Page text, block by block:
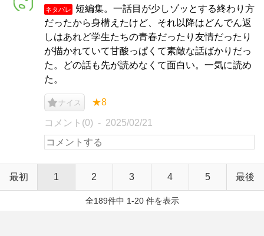
ネタバレ
短編集。一話目が少しゾッとする終わり方
だったから身構えたけど、それ以降はどんでん返
しはあれど学生たちの青春だったり友情だったり
が描かれていて甘酸っぱくて素敵な話ばかりだっ
た。どの話も先が読めなくて面白い。一気に読め
た。
ナイス ★8
コメント(0) 2025/02/21
最初 1 2 3 4 5 最後
全189件中 1-20 件を表示